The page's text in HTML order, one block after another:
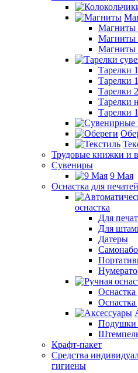
Магниты
Магниты
Магниты
Тарелки
Тарелки
Тарелки
Тарелки
Тарелки
Трудовые книжки и
Сувениры
9 Мая
Оснастка для
оснастка
Для
Для
Датеры
Оснастка
Подушки
Крафт-пакет
Средства
гигиены